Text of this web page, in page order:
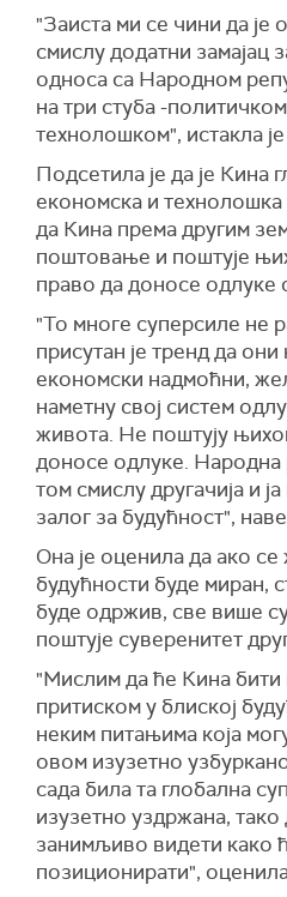
"Заиста ми се чини да је
смислу додатни замајац
односа са Народном
на три стуба -
технолошком", истакла
Подсетила је да је Кина
економска и
да Кина према другим
поштовање и поштује
право да доносе одлуке
"То многе суперсиле не
присутан је тренд да
економски надмоћни,
наметну свој систем
живота. Не поштују
доносе одлуке. Народна
том смислу другачија и
залог за будућност",
Она је оценила да ако
будућности буде миран,
буде одржив, све више
поштује суверенитет
"Мислим да ће Кина
притиском у блиској
неким питањима која
овом изузетно
сада била та глобална
изузетно уздржана, тако
занимљиво видети како
позиционирати",